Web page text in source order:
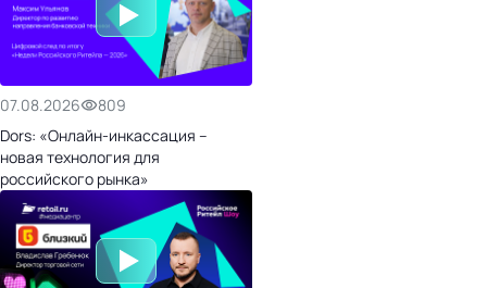
07.08.2026
809
Dors: «Онлайн-инкассация –
новая технология для
российского рынка»